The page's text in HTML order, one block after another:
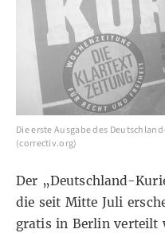
Die erste Ausgabe des
(correctiv.org)
Der „Deutschland-
die seit Mitte Juli
gratis in Berlin verteilt